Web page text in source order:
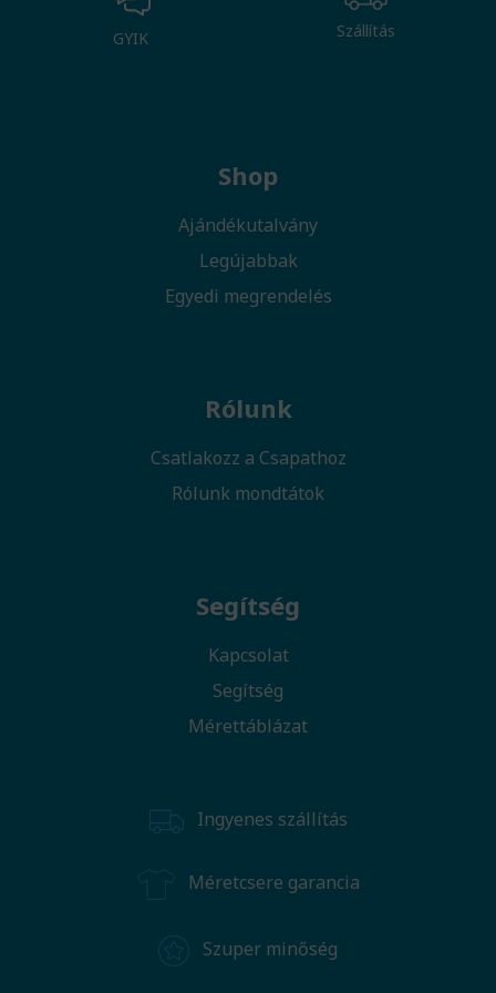
GYIK Szállítás
Shop
Ajándékutalvány
Legújabbak
Egyedi megrendelés
Rólunk
Csatlakozz a Csapathoz
Rólunk mondtátok
Segítség
Kapcsolat
Segítség
Mérettáblázat
Ingyenes szállítás
Méretcsere garancia
Szuper minőség